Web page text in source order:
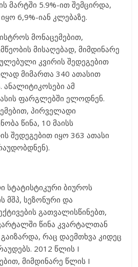
მარტში 5.9%-ით შემცირდა,
6,9%-იან კლებაზე.
მონაცემებით,
მისაღებად, მიმდინარე
კვირის შედეგებით
მიმართა 340 ათასით
ანალიტიკოსები ამ
ფარგლებში ელოდნენ.
პირველადი
წინა, 10 მაისს
შედეგებით იყო 363 ათასი
სტატისტიკური ბიუროს
მშპ, სეზონური და
გათვალისწინებთ,
წინა კვარტალთან
რაც დაემთხვა კიდეც
2012 წლის I
მიმდინარე წლის I